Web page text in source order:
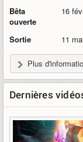
Bêta
ouverte
16
Sortie 11
Plus
Dernières